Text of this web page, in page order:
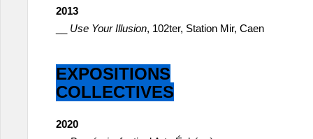
2013
Use Your Illusion, 102ter, Station Mir, Caen
EXPOSITIONS
COLLECTIVES
2020